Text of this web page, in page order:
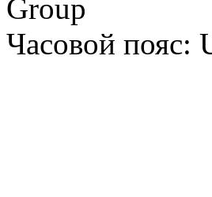
Group
Часовой пояс: